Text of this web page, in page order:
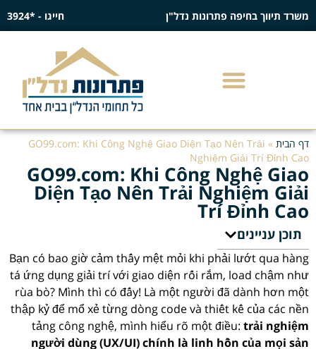
משרד תיווך בחיפה פתרונות נדל"ן חייגו - *3924
דף הבית »
GO99.com: Khi Công Nghệ Giao Diện Tạo Nên Trải
Nghiệm Giải Trí Đỉnh Cao
GO99.com: Khi Công Nghệ Giao
Diện Tạo Nên Trải Nghiệm Giải
Trí Đỉnh Cao
תוכן עניינים
Bạn có bao giờ cảm thấy mệt mỏi khi phải lướt qua hàng
tá ứng dụng giải trí với giao diện rối rắm, load chậm như
rùa bò? Mình thì có đấy! Là một người đã dành hơn một
thập kỷ để mổ xẻ từng dòng code và thiết kế của các nền
tảng công nghệ, mình hiểu rõ một điều: trải nghiệm
người dùng (UX/UI) chính là linh hồn của mọi sản